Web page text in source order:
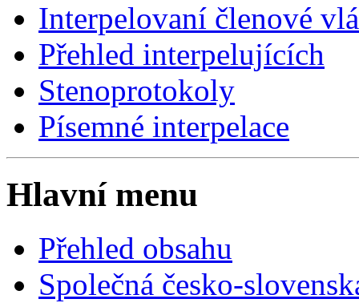
Interpelovaní členové
Přehled interpelujících
Stenoprotokoly
Písemné interpelace
Hlavní menu
Přehled obsahu
Společná česko-